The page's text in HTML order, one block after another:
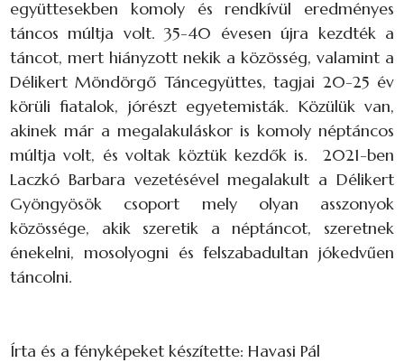
együttesekben komoly és rendkívül eredményes
táncos múltja volt. 35-40 évesen újra kezdték a
táncot, mert hiányzott nekik a közösség, valamint a
Délikert Möndörgő Táncegyüttes, tagjai 20-25 év
körüli fiatalok, jórészt egyetemisták. Közülük van,
akinek már a megalakuláskor is komoly néptáncos
múltja volt, és voltak köztük kezdők is. 2021-ben
Laczkó Barbara vezetésével megalakult a Délikert
Gyöngyösök csoport mely olyan asszonyok
közössége, akik szeretik a néptáncot, szeretnek
énekelni, mosolyogni és felszabadultan jókedvűen
táncolni.
Írta és a fényképeket készítette: Havasi Pál